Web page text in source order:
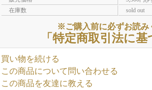
在庫数
sold out
※ご購入前に必ずお読み
「特定商取引法に
買い物を続ける
この商品について問い合わせる
この商品を友達に教える